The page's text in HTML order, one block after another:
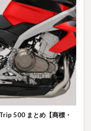
500 まとめ【商標・